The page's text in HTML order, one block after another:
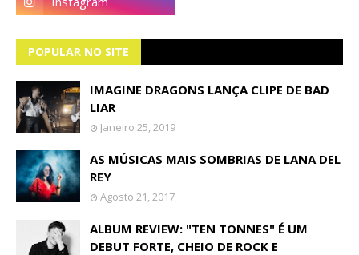
POPULAR NO SITE
IMAGINE DRAGONS LANÇA CLIPE DE BAD
LIAR
Janeiro 25, 2019
AS MÚSICAS MAIS SOMBRIAS DE LANA DEL
REY
Agosto 21, 2017
ALBUM REVIEW: "TEN TONNES" É UM
DEBUT FORTE, CHEIO DE ROCK E